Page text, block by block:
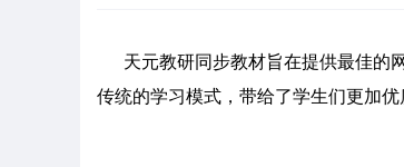
天元教研同步教材旨在提供最佳的
传统的学习模式，带给了学生们更加